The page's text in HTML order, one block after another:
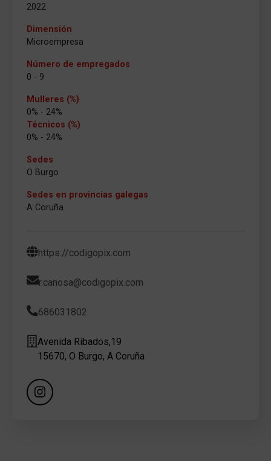
2022
Dimensión
Microempresa
Número de empregados
0 - 9
Mulleres (%)
0% - 24%
Técnicos (%)
0% - 24%
Sedes
O Burgo
Sedes en provincias galegas
A Coruña
https://codigopix.com
r.canosa@codigopix.com
686031802
Avenida Ribados,19
15670, O Burgo, A Coruña